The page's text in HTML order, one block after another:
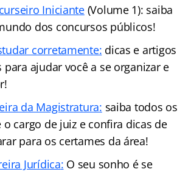
Iniciante(Volume 1): saiba
dos concursos públicos!
corretamente: dicas e artigos
para ajudar você a se organizar e
da Magistratura: saiba todos os
o cargo de juiz e confira dicas de
para os certames da área!
Jurídica: O seu sonho é se